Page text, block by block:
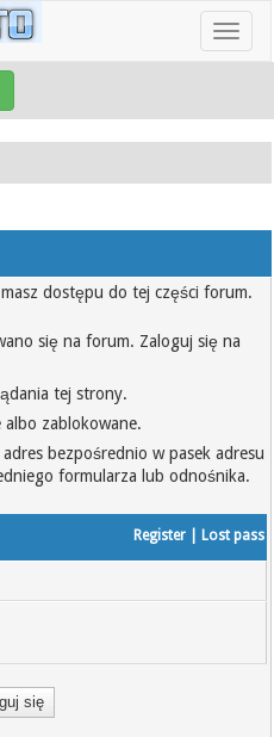
dostępu do tej części forum.
się na forum. Zaloguj się na
tej strony.
zablokowane.
bezpośrednio w pasek adresu
formularza lub odnośnika.
Register| Lost pass